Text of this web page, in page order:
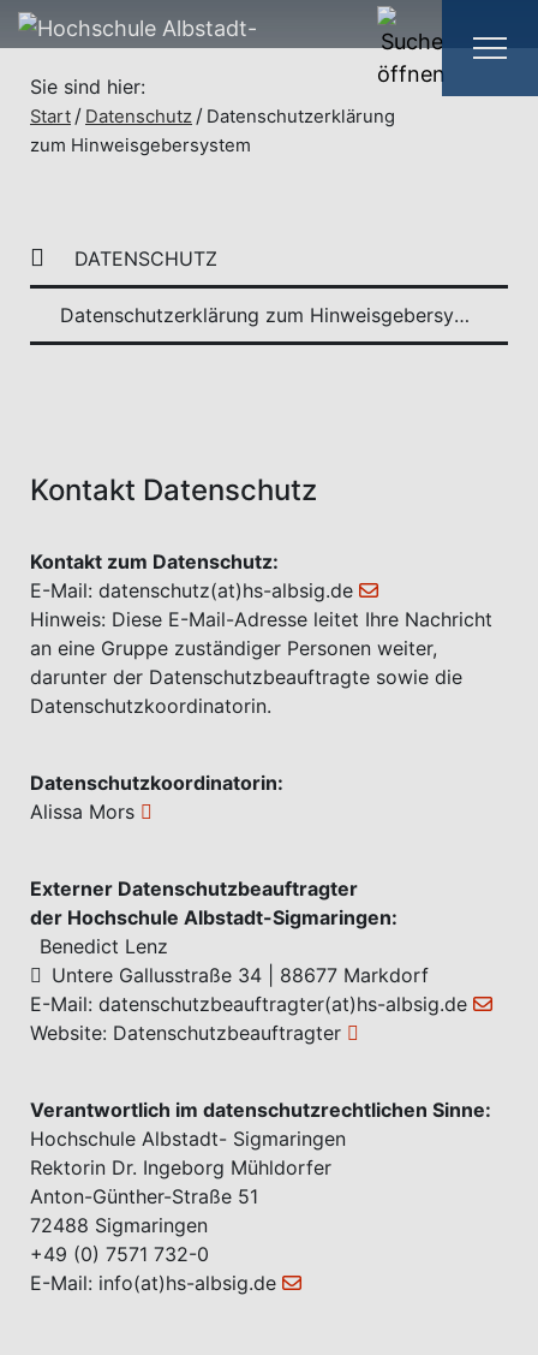
Sie sind hier:
Start Datenschutz
Datenschutzerklärung
zum Hinweisgebersystem
DATENSCHUTZ
Datenschutzerklärung zum Hinweisgebersystem
Kontakt Datenschutz
Kontakt zum Datenschutz:
E-Mail: datenschutz(at)hs-albsig.de
Hinweis: Diese E-Mail-Adresse leitet Ihre Nachricht
an eine Gruppe zuständiger Personen weiter,
darunter der Datenschutzbeauftragte sowie die
Datenschutzkoordinatorin.
Datenschutzkoordinatorin:
Alissa Mors
Externer Datenschutzbeauftragter
der Hochschule Albstadt-Sigmaringen:
Benedict Lenz
Untere Gallusstraße 34 | 88677 Markdorf
E-Mail: datenschutzbeauftragter(at)hs-albsig.de
Website: Datenschutzbeauftragter
Verantwortlich im datenschutzrechtlichen Sinne:
Hochschule Albstadt- Sigmaringen
Rektorin Dr. Ingeborg Mühldorfer
Anton-Günther-Straße 51
72488 Sigmaringen
+49 (0) 7571 732-0
E-Mail: info(at)hs-albsig.de